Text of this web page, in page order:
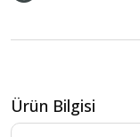
Ürün Bilgisi